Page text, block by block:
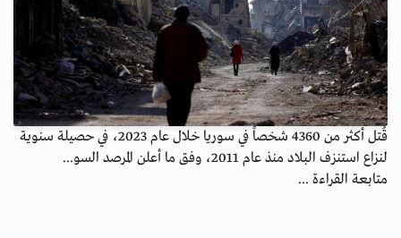
قُتل أكثر من 4360 شخصاً في سوريا خلال عام 2023، في حصيلة سنوية
لنزاع استنزف البلاد منذ عام 2011، وفق ما أعلن المرصد السو...
متابعة القراءة ...